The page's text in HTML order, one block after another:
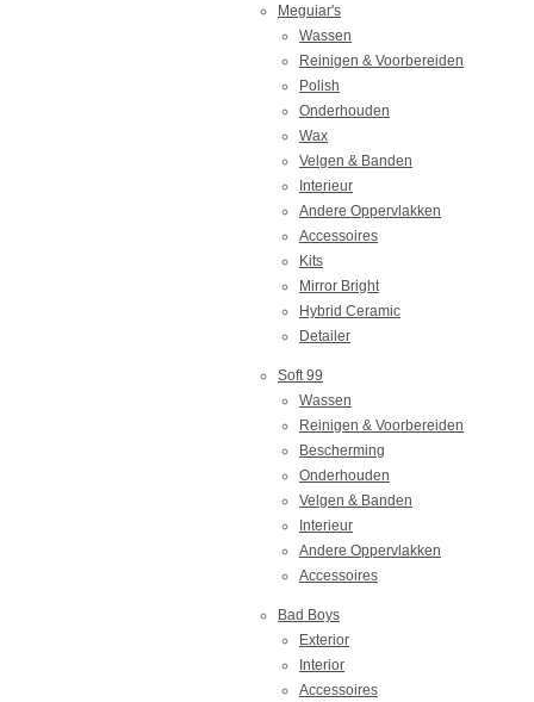
Meguiar's
Wassen
Reinigen & Voorbereiden
Polish
Onderhouden
Wax
Velgen & Banden
Interieur
Andere Oppervlakken
Accessoires
Kits
Mirror Bright
Hybrid Ceramic
Detailer
Soft 99
Wassen
Reinigen & Voorbereiden
Bescherming
Onderhouden
Velgen & Banden
Interieur
Andere Oppervlakken
Accessoires
Bad Boys
Exterior
Interior
Accessoires